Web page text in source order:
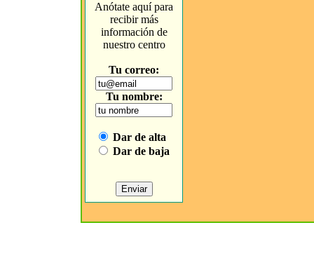
Anótate aquí para
recibir más
información de
nuestro centro
Tu correo:
Tu nombre:
Dar de alta
Dar de baja